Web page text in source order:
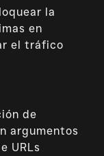
la
en
el tráfico
de
argumentos
URLs